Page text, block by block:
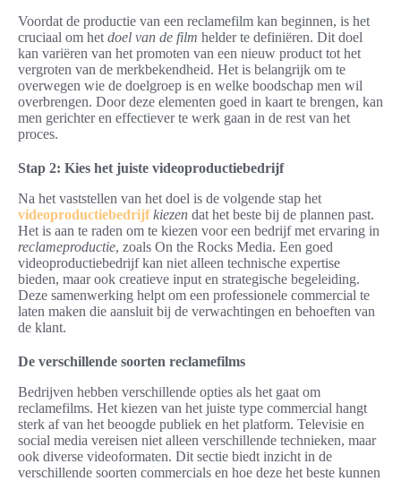
Voordat de productie van een reclamefilm kan beginnen, is het
cruciaal om het doel van de film helder te definiëren. Dit doel
kan variëren van het promoten van een nieuw product tot het
vergroten van de merkbekendheid. Het is belangrijk om te
overwegen wie de doelgroep is en welke boodschap men wil
overbrengen. Door deze elementen goed in kaart te brengen, kan
men gerichter en effectiever te werk gaan in de rest van het
proces.
Stap 2: Kies het juiste videoproductiebedrijf
Na het vaststellen van het doel is de volgende stap het
videoproductiebedrijfkiezen dat het beste bij de plannen past.
Het is aan te raden om te kiezen voor een bedrijf met ervaring in
reclameproductie, zoals On the Rocks Media. Een goed
videoproductiebedrijf kan niet alleen technische expertise
bieden, maar ook creatieve input en strategische begeleiding.
Deze samenwerking helpt om een professionele commercial te
laten maken die aansluit bij de verwachtingen en behoeften van
de klant.
De verschillende soorten reclamefilms
Bedrijven hebben verschillende opties als het gaat om
reclamefilms. Het kiezen van het juiste type commercial hangt
sterk af van het beoogde publiek en het platform. Televisie en
social media vereisen niet alleen verschillende technieken, maar
ook diverse videoformaten. Dit sectie biedt inzicht in de
verschillende soorten commercials en hoe deze het beste kunnen